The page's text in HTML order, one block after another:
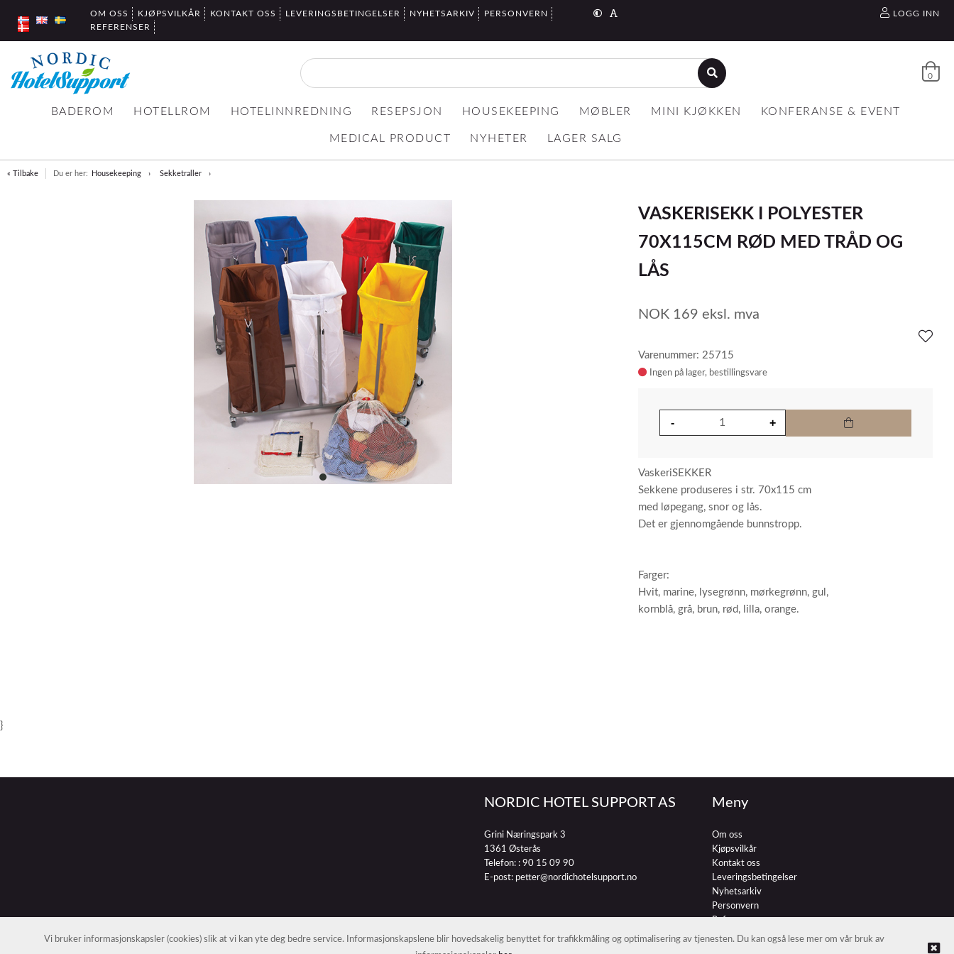
OM OSS KJØPSVILKÅR KONTAKT OSS LEVERINGSBETINGELSER NYHETSARKIV
PERSONVERN
REFERENSER
LOGG INN
0
BADEROM HOTELLROM HOTELINNREDNING RESEPSJON HOUSEKEEPING MØBLER MINI KJØKKEN KONFERANSE & EVENT
MEDICAL PRODUCT NYHETER LAGER SALG
« Tilbake Du er her: Housekeeping Sekketraller
item
VASKERISEKK I POLYESTER
70X115CM RØD MED TRÅD OG
LÅS
NOK 169 eksl. mva
Varenummer: 25715
Ingen på lager
VaskeriSEKKER
Sekkene produseres i str. 70x115 cm
med løpegang, snor og lås.
Det er gjennomgående bunnstropp.
Farger:
Hvit, marine, lysegrønn, mørkegrønn, gul,
kornblå, grå, brun, rød, lilla, orange.
}
NORDIC HOTEL SUPPORT AS
Grini Næringspark 3
1361 Østerås
Telefon: : 90 15 09 90
E-post: petter@nordichotelsupport.no
Meny
Om oss
Kjøpsvilkår
Kontakt oss
Leveringsbetingelser
Nyhetsarkiv
Personvern
Referenser
Vi bruker informasjonskapsler (cookies) slik at vi kan yte deg bedre service. Informasjonskapslene blir hovedsakelig benyttet for trafikkmåling og optimalisering av tjenesten. Du kan også lese mer om vår bruk av